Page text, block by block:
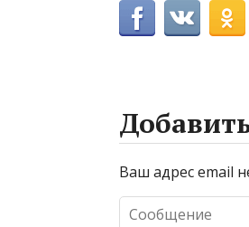
Ваш адрес email